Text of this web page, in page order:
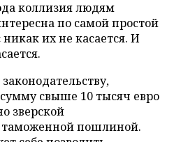
коллизия людям
по самой простой
их не касается. И
свыше 10 тысяч евро
зверской
пошлиной.